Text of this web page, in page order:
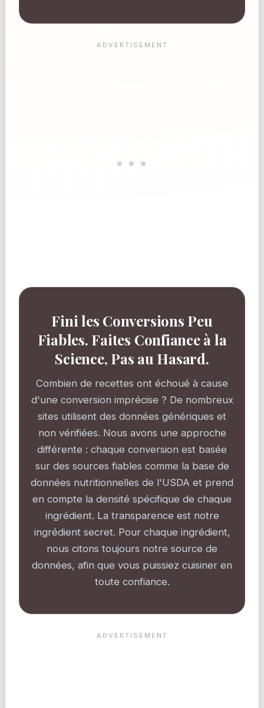
Fini les Conversions Peu
Fiables. Faites Confiance à la
Science, Pas au Hasard.
Combien de recettes ont échoué à cause
d'une conversion imprécise ? De nombreux
sites utilisent des données génériques et
non vérifiées. Nous avons une approche
différente : chaque conversion est basée
sur des sources fiables comme la base de
données nutritionnelles de l'USDA et prend
en compte la densité spécifique de chaque
ingrédient. La transparence est notre
ingrédient secret. Pour chaque ingrédient,
nous citons toujours notre source de
données, afin que vous puissiez cuisiner en
toute confiance.